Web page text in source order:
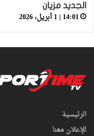
الجديد مزيان
14:01 | 1 أبريل، 2026
الرئيسية
للإعلان معنا